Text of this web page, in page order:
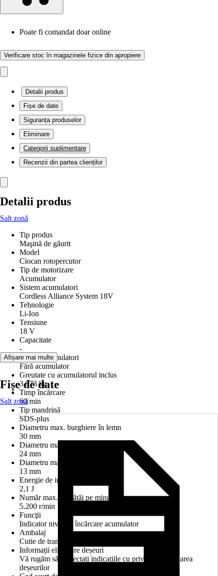
Poate fi comandat doar online
Verificare stoc în magazinele fizice din apropiere
Detalii produs
Fișe de date
Siguranța produselor
Eliminare
Categorii suplimentare
Recenzii din partea clienților
Detalii produs
Salt zonă
Tip produs
Maşină de găurit
Model
Ciocan rotopercutor
Tip de motorizare
Acumulator
Sistem acumulatori
Cordless Alliance System 18V
Tehnologie
Li-Ion
Tensiune
18 V
Capacitate
-
Număr acumulatori
Fără acumulator
Greutate cu acumulatorul inclus
3,073 kg
Timp încărcare
60 min
Tip mandrină
SDS-plus
Diametru max. burghiere în lemn
30 mm
Diametru max. burghiere în beton
24 mm
Diametru max. burghiere în oţel
13 mm
Energie de impact
2,1 J
Număr max. de bătăi pe minut
5.200 r/min
Funcţii
Indicator nivel de încărcare acumulator
Ambalaj
Cutie de transport
Informații eliminare deșeuri
Vă rugăm să respectați indicațiile cu privire la eliminarea
deșeurilor
Afișare mai multe
Fișe de date
Salt zonă